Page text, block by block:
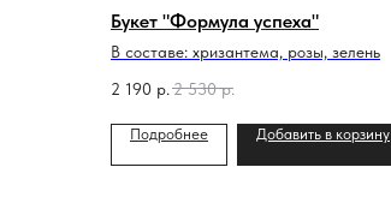
Букет "Формула успеха"
В составе: хризантема, розы, зелень
2 190 р. 2 530 р.
Подробнее Добавить в корзину